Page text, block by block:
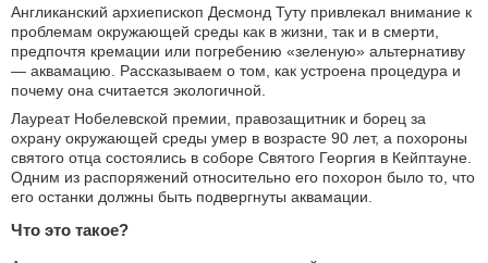
АВТО И МОТО
ЭГОИЗМ
Англиканский архиепископ Десмонд Туту привлекал внимание к
проблемам окружающей среды как в жизни, так и в смерти,
предпочтя кремации или погребению «зеленую» альтернативу
— аквамацию. Рассказываем о том, как устроена процедура и
почему она считается экологичной.
Лауреат Нобелевской премии, правозащитник и борец за
охрану окружающей среды умер в возрасте 90 лет, а похороны
святого отца состоялись в соборе Святого Георгия в Кейптауне.
Одним из распоряжений относительно его похорон было то, что
его останки должны быть подвергнуты аквамации.
Что это такое?